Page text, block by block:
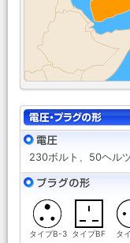
230ボルト、50ヘル
タイプB-3 タイプBF タ